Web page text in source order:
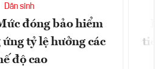
Dân sinh
đóng bảo hiểm
tỷ lệ hưởng các
độ cao